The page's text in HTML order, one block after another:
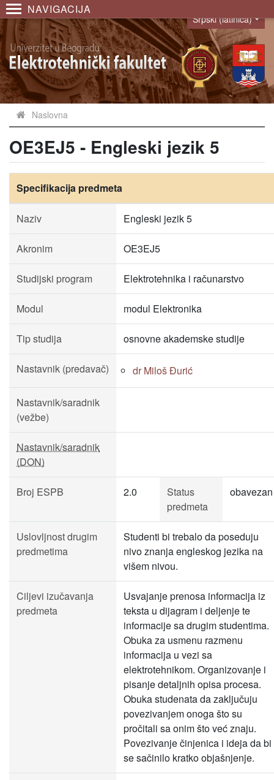
NAVIGACIJA
Language
Srpski (latinica)
Naslovna
OE3EJ5 - Engleski jezik 5
Specifikacija predmeta
Naziv Engleski jezik 5
Akronim OE3EJ5
Studijski program Elektrotehnika i računarstvo
Modul modul Elektronika
Tip studija osnovne akademske studije
Nastavnik (predavač) dr Miloš Đurić
Nastavnik/saradnik
(vežbe)
Nastavnik/saradnik
(DON)
Broj ESPB 2.0
Status
predmeta
obavezan
Uslovljnost drugim
predmetima
Studenti bi trebalo da poseduju
nivo znanja engleskog jezika na
višem nivou.
Ciljevi izučavanja
predmeta
Usvajanje prenosa informacija iz
teksta u dijagram i deljenje te
informacije sa drugim studentima.
Obuka za usmenu razmenu
informacija u vezi sa
elektrotehnikom. Organizovanje i
pisanje detaljnih opisa procesa.
Obuka studenata da zaključuju
povezivanjem onoga što su
pročitali sa onim što već znaju.
Povezivanje činjenica i ideja da bi
se sačinilo kratko objašnjenje.